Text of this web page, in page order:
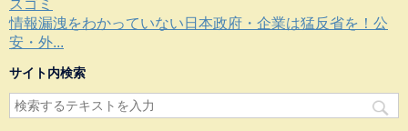
スゴミ
情報漏洩をわかっていない日本政府・企業は猛反省を！公
安・外...
サイト内検索